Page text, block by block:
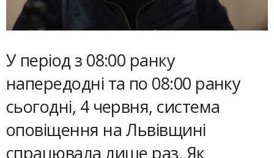
У період з 08:00 ранку
напередодні та по 08:00 ранку
сьогодні, 4 червня, система
оповіщення на Львівщині
спрацювала лише раз. Як